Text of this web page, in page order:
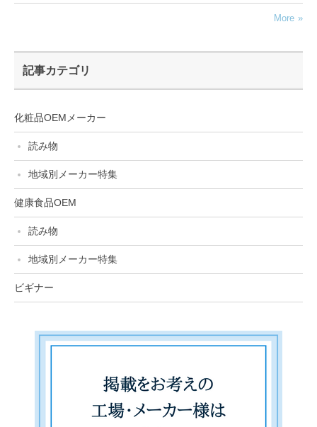
More
記事カテゴリ
化粧品OEMメーカー
読み物
地域別メーカー特集
健康食品OEM
読み物
地域別メーカー特集
ビギナー